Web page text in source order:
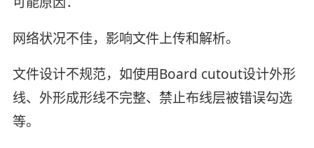
网络状况不佳，影响文件上传和解析。
文件设计不规范，如使用Board cutout设计外形
线、外形成形线不完整、禁止布线层被错误勾选
等。